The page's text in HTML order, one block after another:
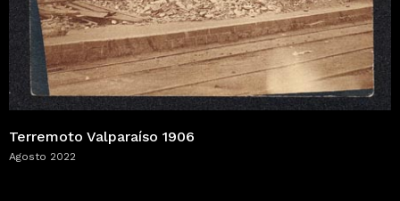
Terremoto Valparaíso 1906
Agosto 2022